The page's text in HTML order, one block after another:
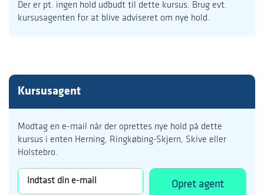
Der er pt. ingen hold udbudt til dette kursus. Brug evt.
kursusagenten for at blive adviseret om nye hold.
Kursusagent
Modtag en e-mail når der oprettes nye hold på dette
kursus i enten Herning, Ringkøbing-Skjern, Skive eller
Holstebro.
Opret agent